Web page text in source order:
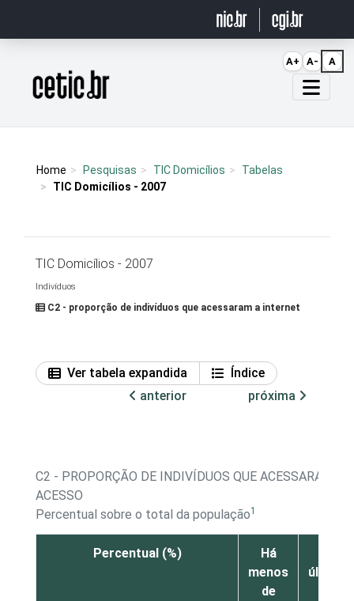
Página inicial
Home Pesquisas TIC Domicílios
Tabelas
TIC Domicílios - 2007
TIC Domicílios - 2007
Indivíduos
C2 - proporção de indivíduos que acessaram a internet
Ver tabela expandida
Índice
anterior
próxima
C2 - PROPORÇÃO DE INDIVÍDUOS QUE ACESSARAM A
ACESSO
Percentual sobre o total da população1
Percentual (%)
Há
menos
de
últimos
A+ A- A